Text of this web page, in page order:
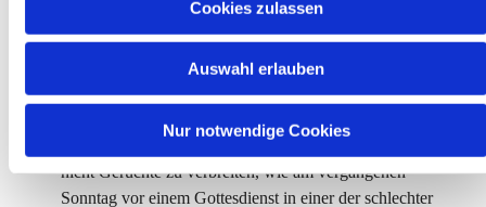
Cookies zulassen
Auswahl erlauben
Nur notwendige Cookies
Wittgenstein in Bad Laasphe den ersten und zweiten
Platz in der Fußball-Wertung.
So gilt es nun, ihnen die Daumen zu drücken - und
nicht Gerüchte zu verbreiten, wie am vergangenen
Sonntag vor einem Gottesdienst in einer der schlechter